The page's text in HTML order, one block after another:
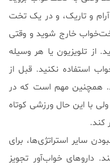
و تاریک، و در یک تخت
خارج شوید و وقتی
از تلویزیون یا هر وسیله
استفاده نکنید. قبل از
همچنین مهم است که در
با این حال ورزشی کوتاه
کند.
سایر استراتژی‌ها، برای
داروهای خواب‌آور تجویز